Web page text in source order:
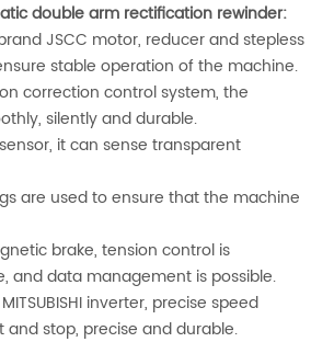
double arm rectification rewinder:
JSCC motor, reducer and stepless
stable operation of the machine.
correction control system, the
silently and durable.
it can sense transparent
are used to ensure that the machine
brake, tension control is
and data management is possible.
inverter, precise speed
and stop, precise and durable.